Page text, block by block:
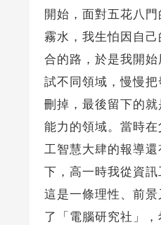
開始，面對五花八
霧水，我生怕因自
合的路，於是我開
試不同領域，慢慢
刪掉，最後留下的
能力的領域。當時
工智慧大肆的報導
下，高一時我從資
這是一條理性、前
了「電腦研究社」